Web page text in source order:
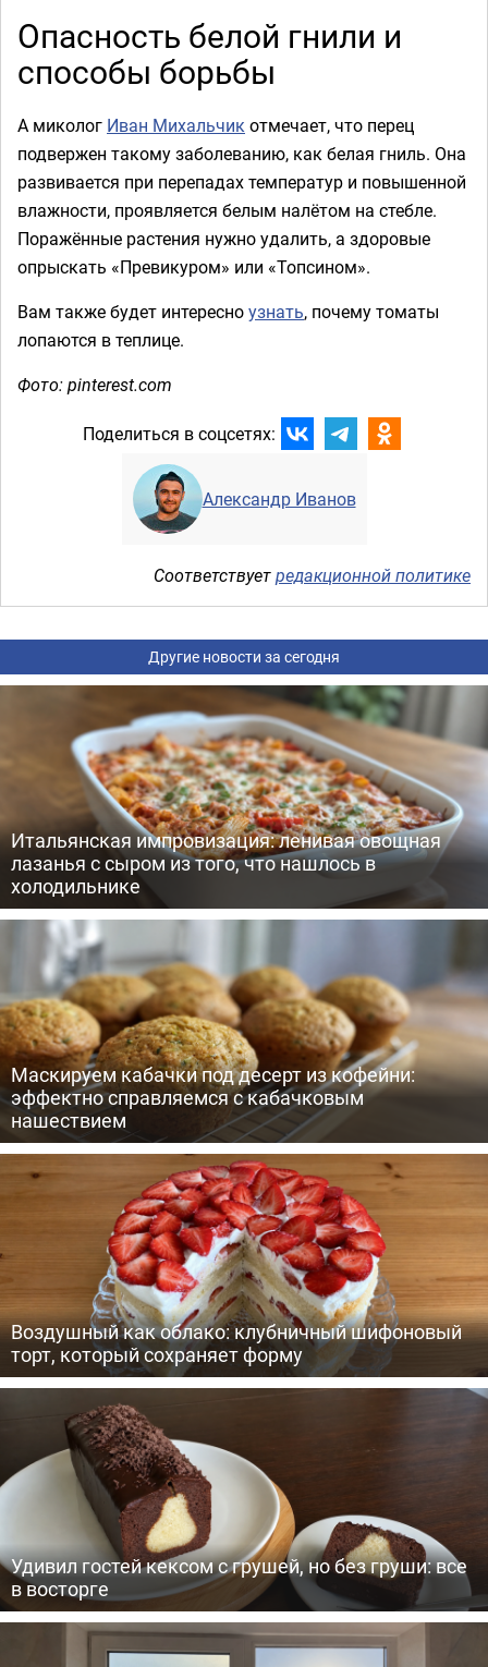
Опасность белой гнили и
способы борьбы
А миколог Иван Михальчикотмечает, что перец
подвержен такому заболеванию, как белая гниль. Она
развивается при перепадах температур и повышенной
влажности, проявляется белым налётом на стебле.
Поражённые растения нужно удалить, а здоровые
опрыскать «Превикуром» или «Топсином».
Вам также будет интересноузнать, почему томаты
лопаются в теплице.
Фото: pinterest.com
Поделиться в соцсетях:
Александр Иванов
Соответствуетредакционной политике
Другие новости за сегодня
Итальянская импровизация: ленивая овощная
лазанья с сыром из того, что нашлось в
холодильнике
Маскируем кабачки под десерт из кофейни:
эффектно справляемся с кабачковым
нашествием
Воздушный как облако: клубничный шифоновый
торт, который сохраняет форму
Удивил гостей кексом с грушей, но без груши: все
в восторге